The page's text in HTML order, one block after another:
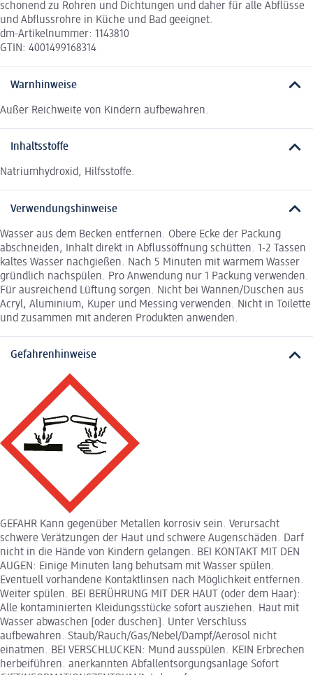
schonend zu Rohren und Dichtungen und daher für alle Abflüsse
und Abflussrohre in Küche und Bad geeignet.
dm-Artikelnummer: 1143810
GTIN: 4001499168314
Warnhinweise
Außer Reichweite von Kindern aufbewahren.
Inhaltsstoffe
Natriumhydroxid, Hilfsstoffe.
Verwendungshinweise
Wasser aus dem Becken entfernen. Obere Ecke der Packung
abschneiden, Inhalt direkt in Abflussöffnung schütten. 1-2 Tassen
kaltes Wasser nachgießen. Nach 5 Minuten mit warmem Wasser
gründlich nachspülen. Pro Anwendung nur 1 Packung verwenden.
Für ausreichend Lüftung sorgen. Nicht bei Wannen/Duschen aus
Acryl, Aluminium, Kuper und Messing verwenden. Nicht in Toilette
und zusammen mit anderen Produkten anwenden.
Gefahrenhinweise
GEFAHR Kann gegenüber Metallen korrosiv sein. Verursacht
schwere Verätzungen der Haut und schwere Augenschäden. Darf
nicht in die Hände von Kindern gelangen. BEI KONTAKT MIT DEN
AUGEN: Einige Minuten lang behutsam mit Wasser spülen.
Eventuell vorhandene Kontaktlinsen nach Möglichkeit entfernen.
Weiter spülen. BEI BERÜHRUNG MIT DER HAUT (oder dem Haar):
Alle kontaminierten Kleidungsstücke sofort ausziehen. Haut mit
Wasser abwaschen [oder duschen]. Unter Verschluss
aufbewahren. Staub/Rauch/Gas/Nebel/Dampf/Aerosol nicht
einatmen. BEI VERSCHLUCKEN: Mund ausspülen. KEIN Erbrechen
herbeiführen. anerkannten Abfallentsorgungsanlage Sofort